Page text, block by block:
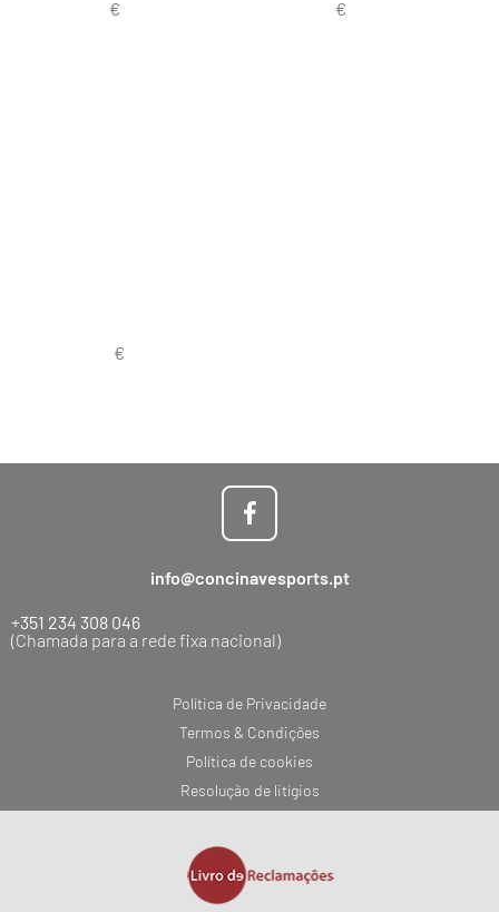
Política de Privacidade
Termos & Condições
Política de cookies
Resolução de litígios
info@concinavesports.pt
+351 234 308 046
(Chamada para a rede fixa nacional)